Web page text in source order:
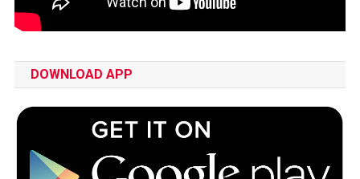
DOWNLOAD APP